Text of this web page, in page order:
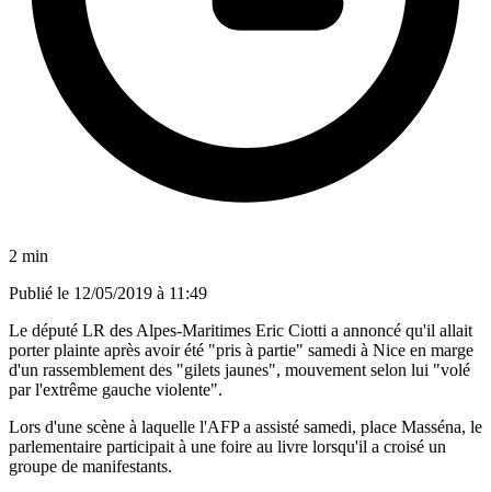
2 min
Publié le 12/05/2019 à 11:49
Le député LR des Alpes-Maritimes Eric Ciotti a annoncé qu'il allait
porter plainte après avoir été "pris à partie" samedi à Nice en marge
d'un rassemblement des "gilets jaunes", mouvement selon lui "volé
par l'extrême gauche violente".
Lors d'une scène à laquelle l'AFP a assisté samedi, place Masséna, le
parlementaire participait à une foire au livre lorsqu'il a croisé un
groupe de manifestants.